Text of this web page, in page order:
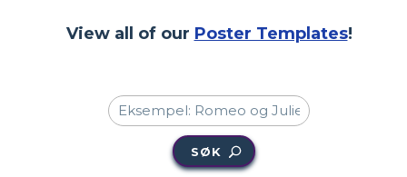
View all of our Poster Templates!
SØK